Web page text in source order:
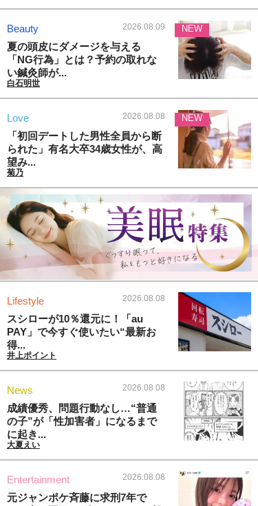
Beauty 2026.08.09
夏の頭皮にダメージを与える
「NG行為」とは？予約の取れな
い鍼灸師が...
白石明世
NEW
Love 2026.08.08
「初回デートした男性全員から断
られた」有名大卒34歳女性が、高
望み...
菊乃
NEW
Lifestyle 2026.08.08
スシローが10％還元に！「au
PAY」で今すぐ使いたい“最新お
得...
井上ポイント
News 2026.08.08
成績優秀、問題行動なし…“普通
の子”が「性加害者」になるまで
に起き...
大夏えい
Entertainment 2026.08.08
元ジャンポケ斉藤に求刑7年で